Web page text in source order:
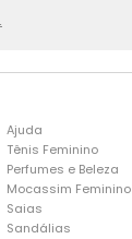
Ajuda
Tênis Feminino
Perfumes e Beleza
Mocassim Feminino
Saias
Sandálias